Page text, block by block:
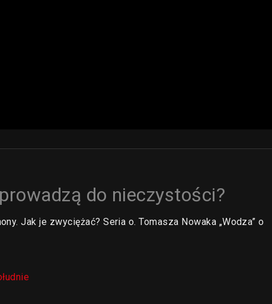
do nieczystości?
Jak je zwyciężać? Seria o. Tomasza Nowaka „Wodza” o